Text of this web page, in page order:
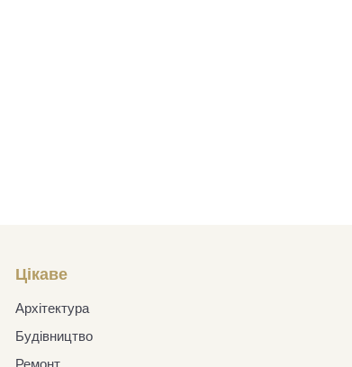
Цікаве
Архітектура
Будівництво